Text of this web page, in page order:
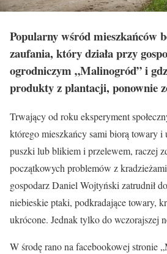
Popularny wśród mieszkańców
zaufania, który działa przy
ogrodniczym „Malinogród” i
produkty z plantacji, ponownie
Trwający od roku eksperyment
którego mieszkańcy sami biorą towary i
puszki lub blikiem i przelewem, raczej
początkowych problemów z
gospodarz Daniel Wojtyński zatrudnił
niebieskie ptaki, podkradające towary,
ukrócone. Jednak tylko do wczorajszej
W środę rano na facebookowej stronie